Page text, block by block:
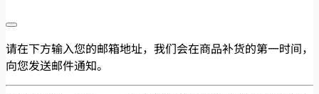
请在下方输入您的邮箱地址，我们会在商品补货的第一时间，
向您发送邮件通知。